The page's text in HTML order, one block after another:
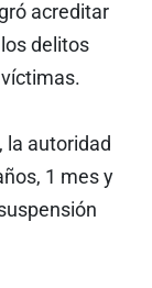
acreditar
delitos
la autoridad
1 mes y